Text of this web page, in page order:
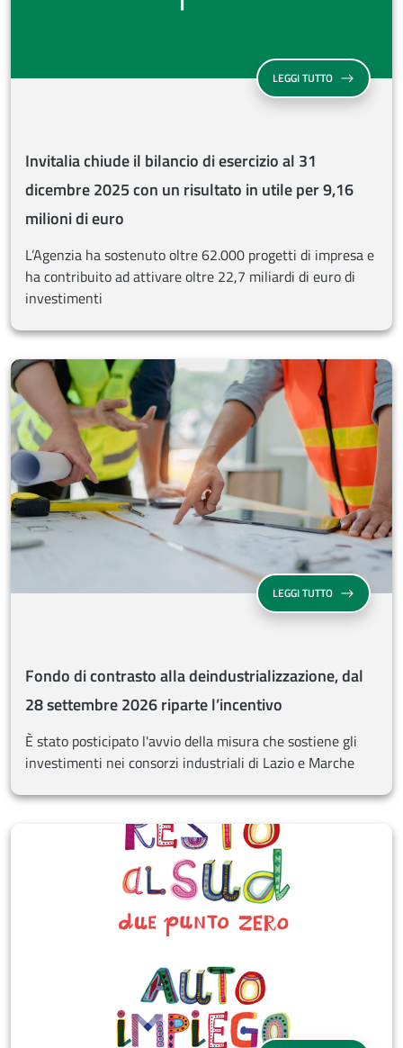
LEGGI TUTTOINVITALIA
Invitalia chiude il bilancio di esercizio al 31
dicembre 2025 con un risultato in utile per 9,16
milioni di euro
L’Agenzia ha sostenuto oltre 62.000 progetti di impresa e
ha contribuito ad attivare oltre 22,7 miliardi di euro di
investimenti
LEGGI TUTTOFONDO DI
Fondo di contrasto alla deindustrializzazione, dal
28 settembre 2026 riparte l’incentivo
È stato posticipato l'avvio della misura che sostiene gli
investimenti nei consorzi industriali di Lazio e Marche